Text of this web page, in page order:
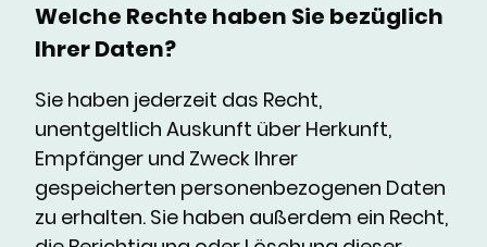
Welche Rechte haben Sie bezüglich
Ihrer Daten?
Sie haben jederzeit das Recht,
unentgeltlich Auskunft über Herkunft,
Empfänger und Zweck Ihrer
gespeicherten personenbezogenen Daten
zu erhalten. Sie haben außerdem ein Recht,